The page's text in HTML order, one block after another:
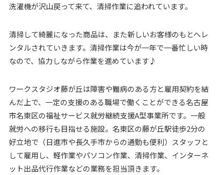
洗濯機が沢山戻って来て、清掃作業に追われています。
清掃して綺麗になった商品は、また新しいお客様のもとへレ
ンタルされていきます。清掃作業は今が一年で一番忙しい時
なので、協力しながら作業を進めています♪
ワークスタジオ藤が丘は障害や難病のある方と雇用契約を結
んだ上で、一定の支援のある職場で働くことができる名古屋
市名東区の福祉サービス就労継続支援A型事業所です。一般
就労への移行も目指せる施設。名東区の藤が丘駅徒歩2分の
好立地で（日進市や長久手市からの通勤も便利）スタッフと
して雇用し、軽作業やパソコン作業、清掃作業、インターネ
ット出品代行作業などの業務を担当頂きます。